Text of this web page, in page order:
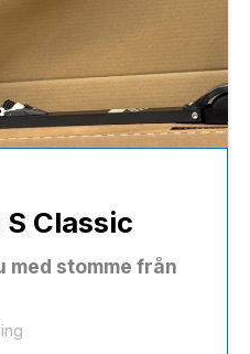
Classic
med stomme från